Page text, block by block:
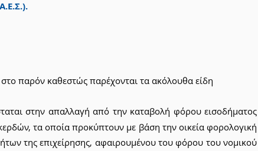
παρόν καθεστώς παρέχονται τα ακόλουθα είδη
στην απαλλαγή από την καταβολή φόρου εισοδήματος
τα οποία προκύπτουν με βάση την οικεία φορολογική
της επιχείρησης, αφαιρουμένου του φόρου του νομικού